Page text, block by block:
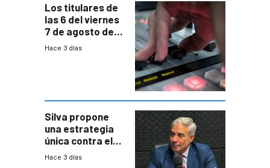
Los titulares de
las 6 del viernes
7 de agosto de
2026
Hace 3 días
Silva propone
una estrategia
única contra el
narcotráfico y
Hace 3 días